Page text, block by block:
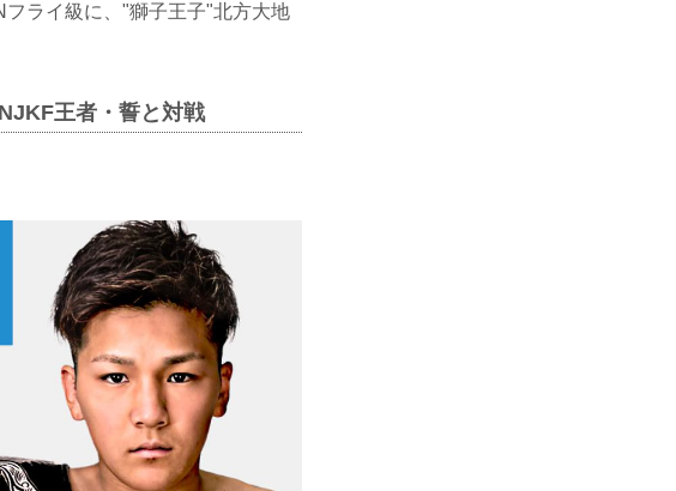
ライ級に、"獅子王子"北方大地
王者・誓と対戦